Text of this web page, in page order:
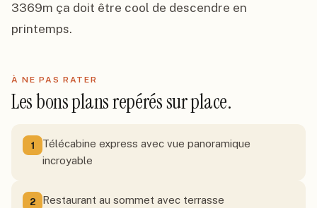
3369m ça doit être cool de descendre en
printemps.
À NE PAS RATER
Les bons plans repérés sur place.
1
Télécabine express avec vue panoramique
incroyable
2 Restaurant au sommet avec terrasse